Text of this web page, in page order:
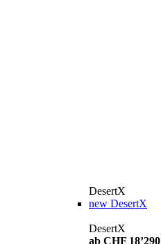
DesertX
new DesertX
DesertX
ab CHF 18’290